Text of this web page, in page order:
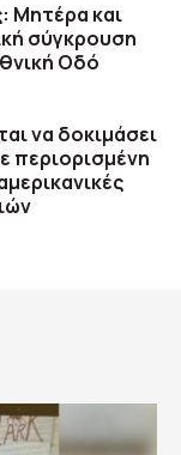
Μητέρα και
σύγκρουση
Οδό
να δοκιμάσει
περιορισμένη